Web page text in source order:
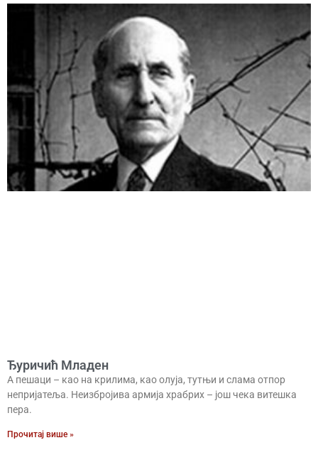
Ђуричић Младен
А пешаци – као на крилима, као олуја, тутњи и слама отпор
непријатеља. Неизбројива армија храбрих – још чека витешка
пера.
Прочитај више »